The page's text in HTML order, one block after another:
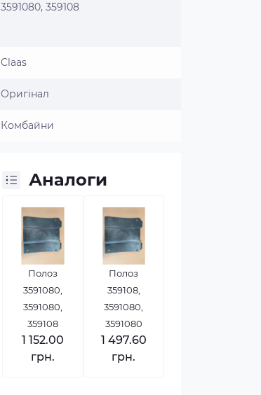
3591080, 359108
Claas
Оригінал
Комбайни
Аналоги
Полоз
3591080,
3591080,
359108
1 152.00
грн.
Полоз
359108,
3591080,
3591080
1 497.60
грн.